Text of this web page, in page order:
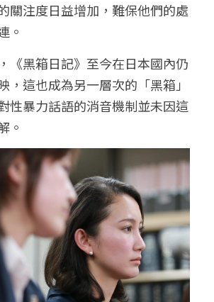
關注度日益增加，難保他們的處
。
《黑箱日記》至今在日本國內仍
，這也成為另一層次的「黑箱」
暴力話語的消音機制並未因這
。